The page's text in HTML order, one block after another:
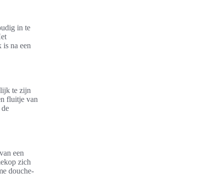
in te
na een
te zijn
fluitje van
een
zich
douche-